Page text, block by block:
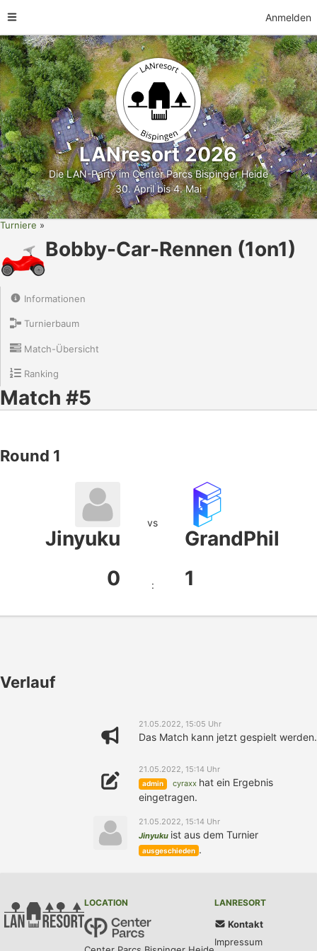
Anmelden
LANresort 2026
Die LAN-Party im Center Parcs Bispinger Heide
30. April bis 4. Mai
Turniere
Bobby-Car-Rennen (1on1)
Informationen
Turnierbaum
Match-Übersicht
Ranking
Match #5
Round 1
Jinyuku
vs
GrandPhil
0
: 1
Verlauf
21.05.2022, 15:05 Uhr
Das Match kann jetzt gespielt werden.
21.05.2022, 15:14 Uhr
admin cyraxx hat ein Ergebnis
eingetragen.
21.05.2022, 15:14 Uhr
Jinyuku ist aus dem Turnier
ausgeschieden .
LOCATION LANRESORT
Kontakt
Impressum